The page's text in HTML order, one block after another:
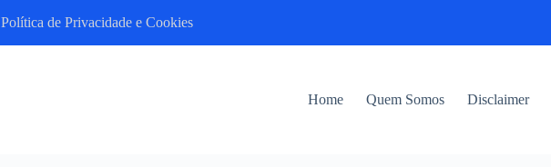
Política de Privacidade e Cookies
Home Quem Somos Disclaimer